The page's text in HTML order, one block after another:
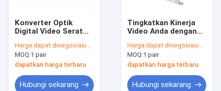
Konverter Optik
Digital Video Serat
20Km
1310nm/1550nm dari
Kamera ke Pusat
Kontrol
Harga:dapat dinegosiasikan
MOQ:1 pair
dapatkan harga terbaru
Hubungi sekarang
Tingkatkan Kinerja
Video Anda dengan
Digital Video -45C～
85C Kelembaban 0-
95% Non-Kondensasi
Harga:dapat dinegosiasikan
MOQ:1 pair
dapatkan harga terbaru
Hubungi sekarang